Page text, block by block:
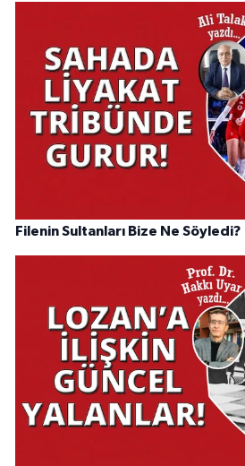
Filenin Sultanları Bize Ne Söyledi?